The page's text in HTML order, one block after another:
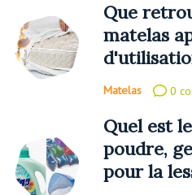
Que
matelas
Matelas 0
Quel est
poudre,
pour la